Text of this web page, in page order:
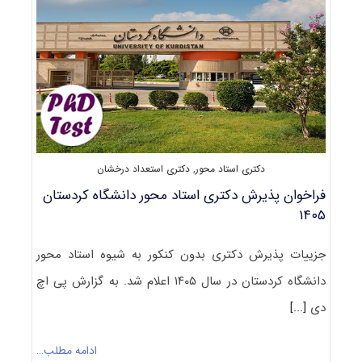
صنعت
۱۴۰۵
دکتری استاد محور, دکتری استعداد درخشان
فراخوان پذیرش دکتری استاد محور دانشگاه کردستان
۱۴۰۵
جزییات پذیرش دکتری بدون کنکور به شیوه استاد محور
دانشگاه کردستان در سال ۱۴۰۵ اعلام شد. به گزارش پی اچ
دی [...]
ادامه مطلب…